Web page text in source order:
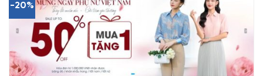
-20%